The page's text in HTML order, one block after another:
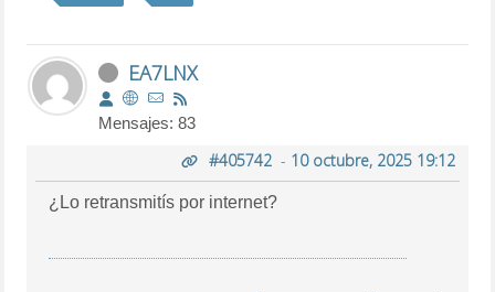
EA7LNX
Mensajes: 83
#405742- 10 octubre, 2025 19:12
¿Lo retransmitís por internet?